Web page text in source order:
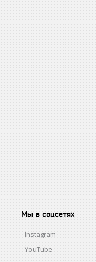
Мы в соцсетях
Instagram
YouTube